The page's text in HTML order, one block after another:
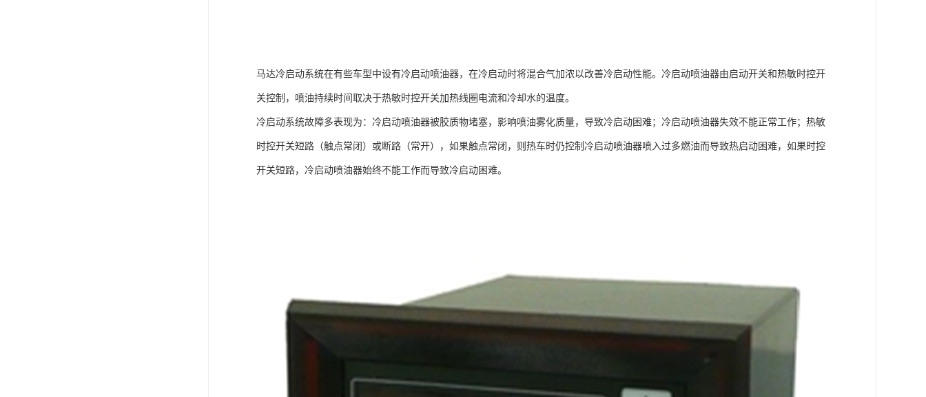
马达冷启动系统在有些车型中设有冷启动喷油器，在冷启动时将混合气加浓以改善冷启动性能。冷启动喷油器由启动开关和热敏时控开
关控制，喷油持续时间取决于热敏时控开关加热线圈电流和冷却水的温度。
冷启动系统故障多表现为：冷启动喷油器被胶质物堵塞，影响喷油雾化质量，导致冷启动困难；冷启动喷油器失效不能正常工作；热敏
时控开关短路（触点常闭）或断路（常开），如果触点常闭，则热车时仍控制冷启动喷油器喷入过多燃油而导致热启动困难，如果时控
开关短路，冷启动喷油器始终不能工作而导致冷启动困难。